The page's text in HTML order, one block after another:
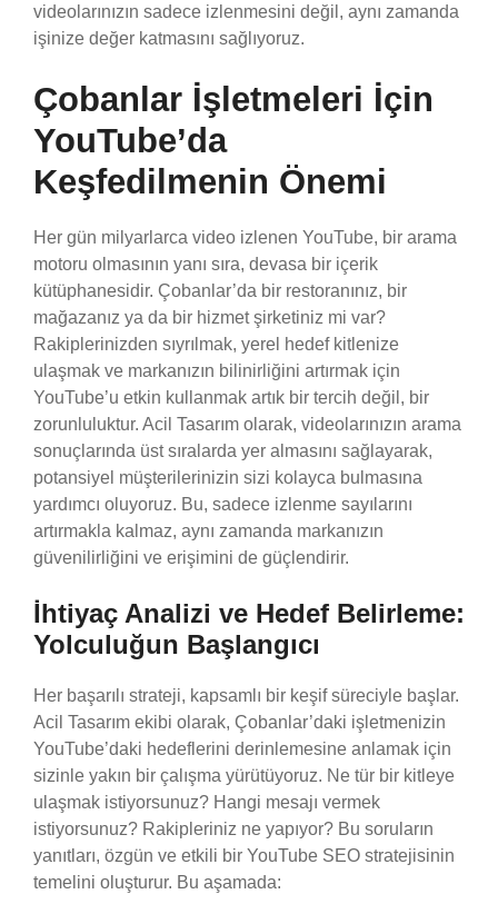
videolarınızın sadece izlenmesini değil, aynı zamanda
işinize değer katmasını sağlıyoruz.
Çobanlar İşletmeleri İçin
YouTube’da
Keşfedilmenin Önemi
Her gün milyarlarca video izlenen YouTube, bir arama
motoru olmasının yanı sıra, devasa bir içerik
kütüphanesidir. Çobanlar’da bir restoranınız, bir
mağazanız ya da bir hizmet şirketiniz mi var?
Rakiplerinizden sıyrılmak, yerel hedef kitlenize
ulaşmak ve markanızın bilinirliğini artırmak için
YouTube’u etkin kullanmak artık bir tercih değil, bir
zorunluluktur. Acil Tasarım olarak, videolarınızın arama
sonuçlarında üst sıralarda yer almasını sağlayarak,
potansiyel müşterilerinizin sizi kolayca bulmasına
yardımcı oluyoruz. Bu, sadece izlenme sayılarını
artırmakla kalmaz, aynı zamanda markanızın
güvenilirliğini ve erişimini de güçlendirir.
İhtiyaç Analizi ve Hedef Belirleme:
Yolculuğun Başlangıcı
Her başarılı strateji, kapsamlı bir keşif süreciyle başlar.
Acil Tasarım ekibi olarak, Çobanlar’daki işletmenizin
YouTube’daki hedeflerini derinlemesine anlamak için
sizinle yakın bir çalışma yürütüyoruz. Ne tür bir kitleye
ulaşmak istiyorsunuz? Hangi mesajı vermek
istiyorsunuz? Rakipleriniz ne yapıyor? Bu soruların
yanıtları, özgün ve etkili bir YouTube SEO stratejisinin
temelini oluşturur. Bu aşamada: